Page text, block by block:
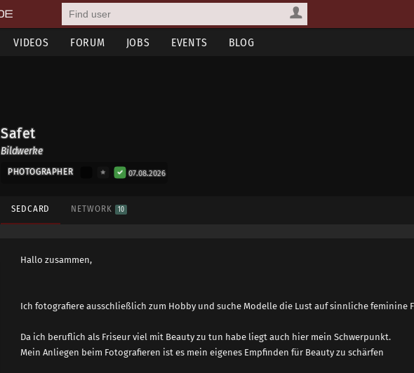
VIDEOS FORUM JOBS EVENTS BLOG
Safet
Bildwerke
PHOTOGRAPHER 07.08.2026
SEDCARD NETWORK 10
Hallo zusammen,
Ich fotografiere ausschließlich zum Hobby und suche Modelle die Lust auf sinnliche feminine
Da ich beruflich als Friseur viel mit Beauty zu tun habe liegt auch hier mein Schwerpunkt.
Mein Anliegen beim Fotografieren ist es mein eigenes Empfinden für Beauty zu schärfen